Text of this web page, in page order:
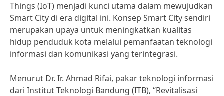
Things (IoT) menjadi kunci utama dalam mewujudkan
Smart City di era digital ini. Konsep Smart City sendiri
merupakan upaya untuk meningkatkan kualitas
hidup penduduk kota melalui pemanfaatan teknologi
informasi dan komunikasi yang terintegrasi.
Menurut Dr. Ir. Ahmad Rifai, pakar teknologi informasi
dari Institut Teknologi Bandung (ITB), “Revitalisasi